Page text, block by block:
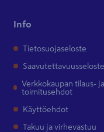
Info
Tietosuojaseloste
Saavutettavuusseloste
Verkkokaupan tilaus- ja
toimitusehdot
Käyttöehdot
Takuu ja virhevastuu